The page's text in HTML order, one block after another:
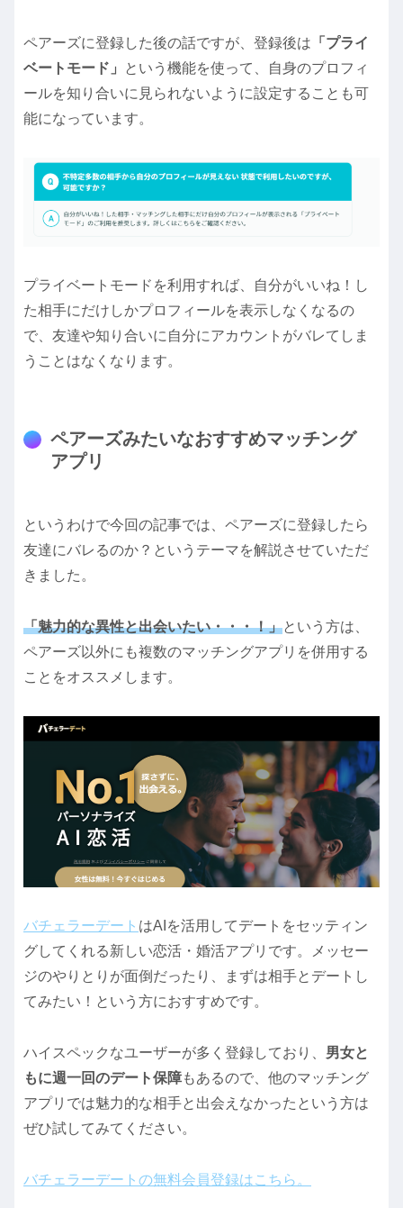
ペアーズに登録した後の話ですが、登録後は 「プライ
ベートモード」
という機能を使って、自身のプロフィ
ールを知り合いに見られないように設定することも可
能になっています。
プライベートモードを利用すれば、自分がいいね！し
た相手にだけしかプロフィールを表示しなくなるの
で、友達や知り合いに自分にアカウントがバレてしま
うことはなくなります。
ペアーズみたいなおすすめマッチング
アプリ
というわけで今回の記事では、ペアーズに登録したら
友達にバレるのか？というテーマを解説させていただ
きました。
「魅力的な異性と出会いたい・・・！」という方は、
ペアーズ以外にも複数のマッチングアプリを併用する
ことをオススメします。
バチェラーデート はAIを活用してデートをセッティン
グしてくれる新しい恋活・婚活アプリです。メッセー
ジのやりとりが面倒だったり、まずは相手とデートし
てみたい！という方におすすめです。
ハイスペックなユーザーが多く登録しており、 男女と
もに週一回のデート保障もあるので、他のマッチング
アプリでは魅力的な相手と出会えなかったという方は
ぜひ試してみてください。
バチェラーデートの無料会員登録はこちら。